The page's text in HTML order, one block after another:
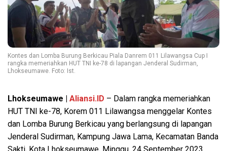
Kontes dan Lomba Burung Berkicau Piala Danrem 011 Lilawangsa Cup I
rangka memeriahkan HUT TNI ke-78 di lapangan Jenderal Sudirman,
Lhokseumawe. Foto: Ist.
Lhokseumawe | Aliansi.ID – Dalam rangka memeriahkan
HUT TNI ke-78, Korem 011 Lilawangsa menggelar Kontes
dan Lomba Burung Berkicau yang berlangsung di lapangan
Jenderal Sudirman, Kampung Jawa Lama, Kecamatan Banda